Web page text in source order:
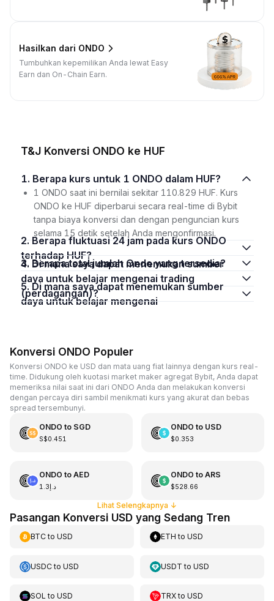
Hasilkan dari ONDO
Tumbuhkan kepemilikan Anda lewat Easy
Earn dan On-Chain Earn.
T&J Konversi ONDO ke HUF
1. Berapa kurs untuk 1 ONDO dalam HUF?
1 ONDO saat ini bernilai sekitar 110.829 HUF. Kurs
ONDO ke HUF diperbarui secara real-time di Bybit
tanpa biaya konversi dan dengan penguncian kurs
selama 15 detik setelah Anda mengonfirmasi.
2. Berapa fluktuasi 24 jam pada kurs ONDO
terhadap HUF?
3. Berapa total jumlah Ondo yang tersedia?
4. Di mana saya dapat menemukan sumber
daya untuk belajar mengenai trading
(perdagangan)?
5. Di mana saya dapat menemukan sumber
daya untuk belajar mengenai
Konversi ONDO Populer
Konversi ONDO ke USD dan mata uang fiat lainnya dengan kurs real-
time. Didukung oleh kuotasi market maker agregat Bybit, Anda dapat
memeriksa nilai saat ini dari ONDO Anda dan melakukan konversi
dengan percaya diri sambil menikmati kurs yang akurat dan bebas
spread tersembunyi.
ONDO to SGD
S$0.451
ONDO to USD
$0.353
ONDO to AED
د.إ1.3
ONDO to ARS
$528.66
Lihat Selengkapnya ↓
Pasangan Konversi USD yang Sedang Tren
BTCto USD ETH toUSD
USDCto USD USDT toUSD
SOL to USD TRXtoUSD